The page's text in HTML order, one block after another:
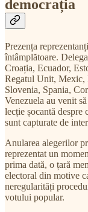
democrația
Prezența
întâmplătoare.
Croația, Ecuador,
Regatul Unit, Mexic,
Slovenia, Spania,
Venezuela au venit
lecție șocantă
sunt capturate de
Anularea alegerilor
reprezentat un
prima dată, o țară
electoral din motive
neregularități
votului popular.